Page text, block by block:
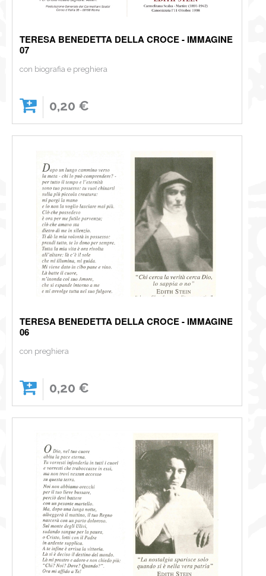
TERESA BENEDETTA DELLA CROCE - IMMAGINE
07
con biografia e preghiera
0,20 €
TERESA BENEDETTA DELLA CROCE - IMMAGINE
06
con preghiera
0,20 €